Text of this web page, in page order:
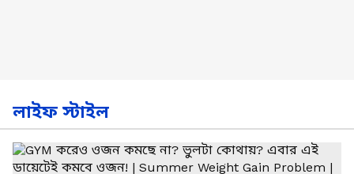
লাইফ স্টাইল